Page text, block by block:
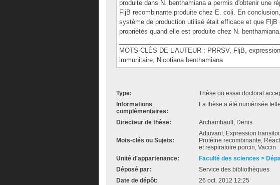
produite dans N. benthamiana a permis d'obtenir une
FljB recombinante produite chez E. coli. En
système de production utilisé était efficace et que
propriétés quand elle est produite chez N. benthamiana.
MOTS-CLÉS DE L’AUTEUR : PRRSV, FljB,
immunitaire, Nicotiana benthamiana
Type:
Thèse ou essai doctoral
Informations
complémentaires:
La thèse a été numérisée
Directeur de thèse: Archambault, Denis
Mots-clés ou Sujets:
Adjuvant, Expression
Protéine recombinante,
et respiratoire porcin, Vaccin
Unité d'appartenance:
Faculté des sciences >
Déposé par:
Service des bibliothèques
Date de dépôt:
26 oct. 2012 12:25